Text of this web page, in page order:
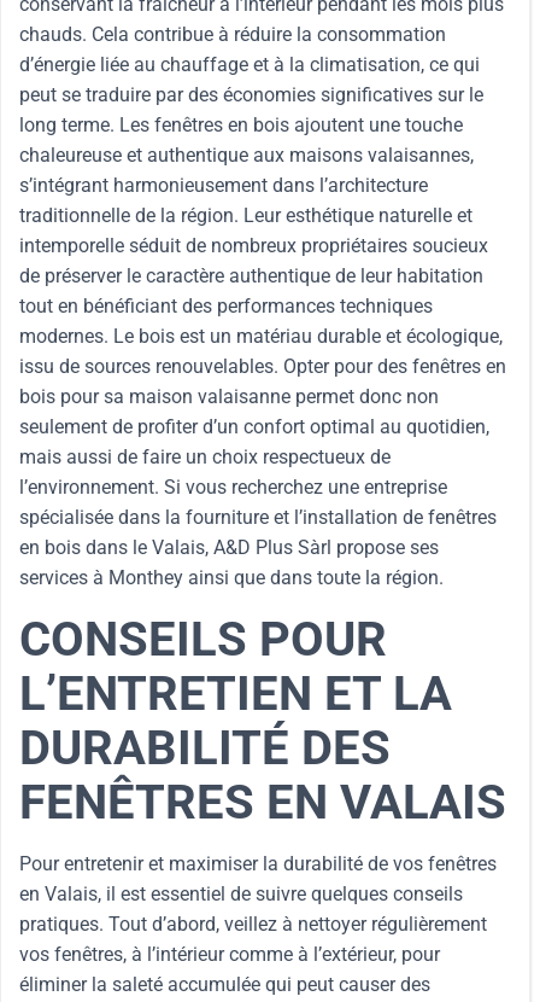
chauds. Cela contribue à réduire la consommation
d’énergie liée au chauffage et à la climatisation, ce qui
peut se traduire par des économies significatives sur le
long terme. Les fenêtres en bois ajoutent une touche
chaleureuse et authentique aux maisons valaisannes,
s’intégrant harmonieusement dans l’architecture
traditionnelle de la région. Leur esthétique naturelle et
intemporelle séduit de nombreux propriétaires soucieux
de préserver le caractère authentique de leur habitation
tout en bénéficiant des performances techniques
modernes. Le bois est un matériau durable et écologique,
issu de sources renouvelables. Opter pour des fenêtres en
bois pour sa maison valaisanne permet donc non
seulement de profiter d’un confort optimal au quotidien,
mais aussi de faire un choix respectueux de
l’environnement. Si vous recherchez une entreprise
spécialisée dans la fourniture et l’installation de fenêtres
en bois dans le Valais, A&D Plus Sàrl propose ses
services à Monthey ainsi que dans toute la région.
CONSEILS POUR
L’ENTRETIEN ET LA
DURABILITÉ DES
FENÊTRES EN VALAIS
Pour entretenir et maximiser la durabilité de vos fenêtres
en Valais, il est essentiel de suivre quelques conseils
pratiques. Tout d’abord, veillez à nettoyer régulièrement
vos fenêtres, à l’intérieur comme à l’extérieur, pour
éliminer la saleté accumulée qui peut causer des